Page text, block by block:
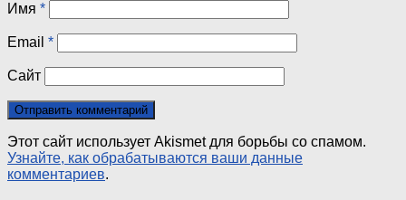
Имя *
Email *
Сайт
Этот сайт использует Akismet для борьбы со спамом.
Узнайте, как обрабатываются ваши данные
комментариев.